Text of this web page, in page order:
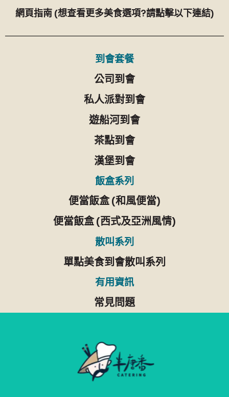
網頁指南 (想查看更多美食選項?請點擊以下連結)
到會套餐
公司到會
私人派對到會
遊船河到會
茶點到會
漢堡到會
飯盒系列
便當飯盒 (和風便當)
便當飯盒 (西式及亞洲風情)
散叫系列
單點美食到會散叫系列
有用資訊
常見問題